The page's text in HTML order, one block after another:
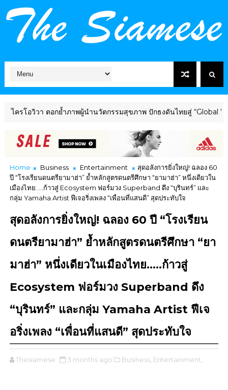
า ตอกย้ำภาพผู้นำนวัตกรรมสุขภาพ ปักธงดันไทยสู่ “Global Wellness
Home Business Entertainment
สุดอลังการยิ่งใหญ่! ฉลอง 60
ปี “โรงเรียนดนตรียามาฮ่า” ย้ำหลักสูตรดนตรีศึกษา “ยามาฮ่า” หนึ่งเดียวใน
เมืองไทย.....ก้าวสู่ Ecosystem ฟอร์มวง Superband ดึง “บุรินทร์” และ
กลุ่ม Yamaha Artist ฟีเจอริ่งเพลง “เพื่อนที่แสนดี” สุดประทับใจ
สุดอลังการยิ่งใหญ่! ฉลอง 60 ปี “โรงเรียน
ดนตรียามาฮ่า” ย้ำหลักสูตรดนตรีศึกษา “ยา
มาฮ่า” หนึ่งเดียวในเมืองไทย.....ก้าวสู่
Ecosystem ฟอร์มวง Superband ดึง
“บุรินทร์” และกลุ่ม Yamaha Artist ฟีเจ
อริ่งเพลง “เพื่อนที่แสนดี” สุดประทับใจ
Thesiamese 3 months ago Business, Entertainment,